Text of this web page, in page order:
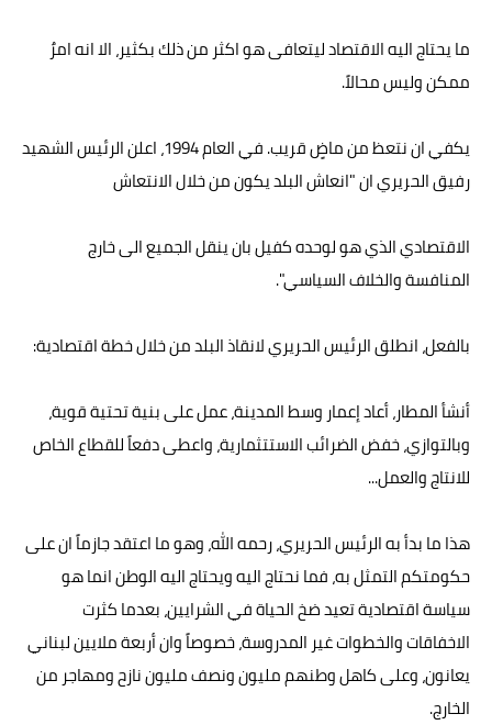
ما يحتاج اليه الاقتصاد ليتعافى هو اكثر من ذلك بكثير، الا انه امرٌ
ممكن وليس محالاً.
يكفي ان نتعظ من ماضٍ قريب. في العام 1994، اعلن الرئيس الشهيد
رفيق الحريري ان "انعاش البلد يكون من خلال الانتعاش
الاقتصادي الذي هو لوحده كفيل بان ينقل الجميع الى خارج
المنافسة والخلاف السياسي".
بالفعل، انطلق الرئيس الحريري لانقاذ البلد من خلال خطة اقتصادية:
أنشأ المطار، أعاد إعمار وسط المدينة، عمل على بنية تحتية قوية،
وبالتوازي، خفض الضرائب الاستتثمارية، واعطى دفعاً للقطاع الخاص
للانتاج والعمل...
هذا ما بدأ به الرئيس الحريري، رحمه الله، وهو ما اعتقد جازماً ان على
حكومتكم التمثل به، فما نحتاج اليه ويحتاج اليه الوطن انما هو
سياسة اقتصادية تعيد ضخ الحياة في الشرايين، بعدما كثرت
الاخفاقات والخطوات غير المدروسة، خصوصاً وان أربعة ملايين لبناني
يعانون، وعلى كاهل وطنهم مليون ونصف مليون نازح ومهاجر من
الخارج.